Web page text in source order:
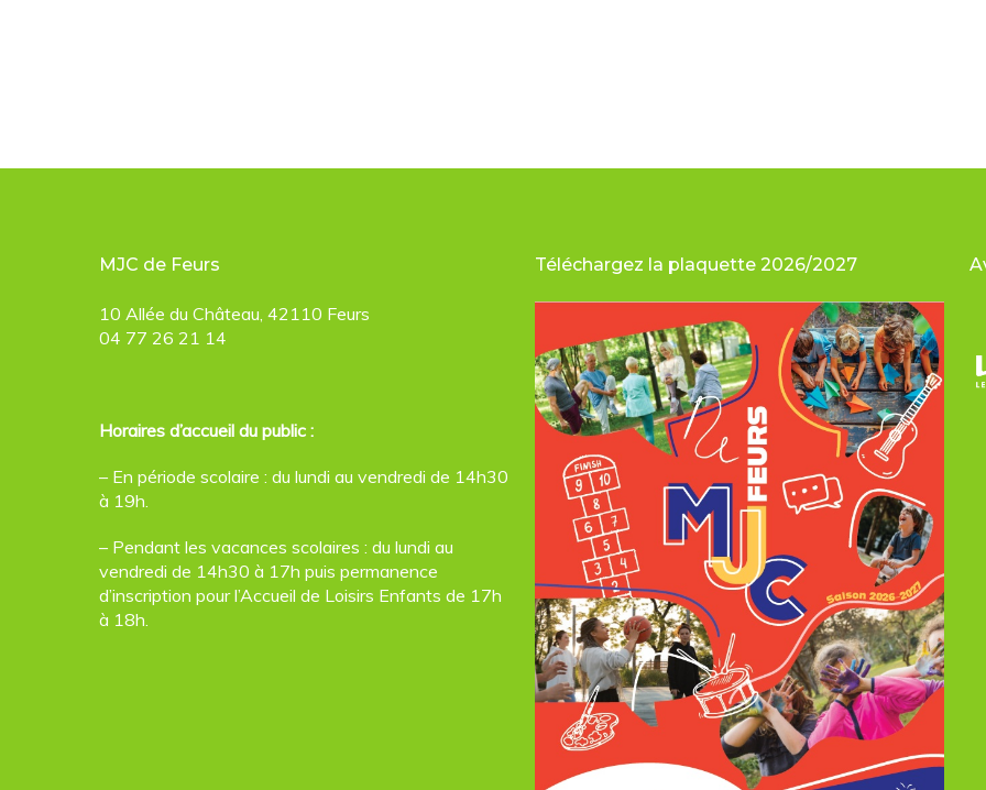
MJC de Feurs
10 Allée du Château, 42110 Feurs
04 77 26 21 14
Horaires d’accueil du public :
– En période scolaire : du lundi au vendredi de 14h30
à 19h.
– Pendant les vacances scolaires : du lundi au
vendredi de 14h30 à 17h puis permanence
d’inscription pour l’Accueil de Loisirs Enfants de 17h
à 18h.
Téléchargez la plaquette 2026/2027